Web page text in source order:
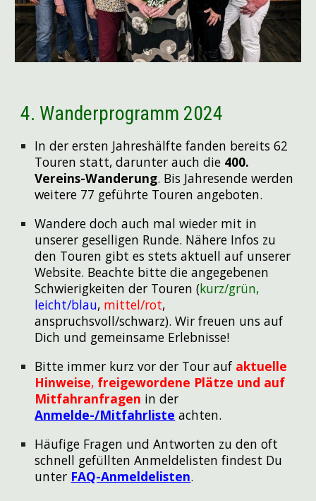
4. Wanderprogramm 2024
In der ersten Jahreshälfte fanden bereits62
Tourenstatt, darunter auch die 400.
Vereins-Wanderung. Bis Jahresende werden
weitere 77 geführte Touren angeboten.
Wandere doch auch mal wieder mit in
unserer geselligen Runde. Nähere Infos zu
den Touren gibt es stets aktuell auf unserer
Website. Beachte bitte die angegebenen
Schwierigkeiten der Touren (kurz/grün,
leicht/blau, mittel/rot,
anspruchsvoll/schwarz). Wir freuen uns auf
Dich und gemeinsame Erlebnisse!
Bitte immer kurz vor der Tour auf aktuelle
Hinweise, freigewordene Plätze und auf
Mitfahranfragen in der
Anmelde-/Mitfahrliste achten.
Häufige Fragen und Antworten zu den oft
schnell gefüllten Anmeldelisten findest Du
unter FAQ-Anmeldelisten.